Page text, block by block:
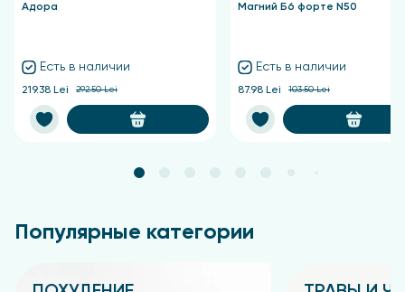
Адора
Есть в наличии
219.38 Lei 292.50 Lei
Магний Б6 форте N50
Есть в наличии
87.98 Lei 103.50 Lei
Популярные категории